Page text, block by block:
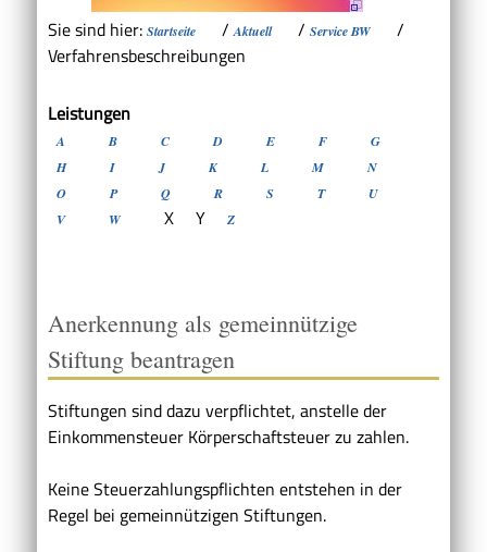
Sie sind hier: Startseite /Aktuell / Service BW
/
Verfahrensbeschreibungen
Leistungen
A B C D E F
G
H
I J K L M
N
O
P Q R S T
U
V
W X Y Z
Anerkennung als gemeinnützige
Stiftung beantragen
Stiftungen sind dazu verpflichtet, anstelle der
Einkommensteuer Körperschaftsteuer zu zahlen.
Keine Steuerzahlungspflichten entstehen in der
Regel bei gemeinnützigen Stiftungen.